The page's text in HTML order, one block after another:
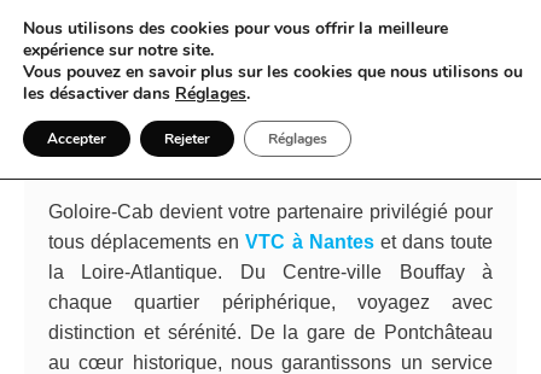
Goloire-Cab affirme le VTC à
Nantes comme référence fluide en
Loire-Atlantique
Goloire-Cab devient votre partenaire privilégié pour
tous déplacements enVTC à Nanteset dans toute
la Loire-Atlantique. Du Centre-ville Bouffay à
chaque quartier périphérique, voyagez avec
distinction et sérénité. De la gare de Pontchâteau
au cœur historique, nous garantissons un service
Nous utilisons des cookies pour vous offrir la meilleure
expérience sur notre site.
Vous pouvez en savoir plus sur les cookies que nous utilisons ou
les désactiver dans Réglages.
Accepter Rejeter Réglages